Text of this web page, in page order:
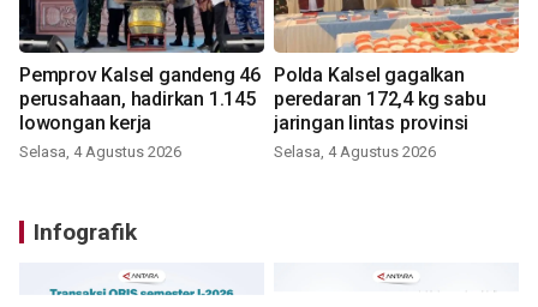
Pemprov Kalsel gandeng 46
perusahaan, hadirkan 1.145
lowongan kerja
Selasa, 4 Agustus 2026
Polda Kalsel gagalkan
peredaran 172,4 kg sabu
jaringan lintas provinsi
Selasa, 4 Agustus 2026
Infografik